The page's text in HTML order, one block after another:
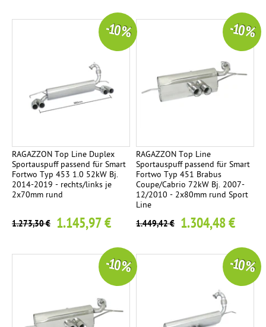
RAGAZZON Top Line Duplex
Sportauspuff passend für Smart
Fortwo Typ 453 1.0 52kW Bj.
2014-2019 - rechts/links je
2x70mm rund
1.273,30 € 1.145,97 €
-10 %
RAGAZZON Top Line
Sportauspuff passend für Smart
Fortwo Typ 451 Brabus
Coupe/Cabrio 72kW Bj. 2007-
12/2010 - 2x80mm rund Sport
Line
1.449,42 € 1.304,48 €
-10 %
-10 % -10 %